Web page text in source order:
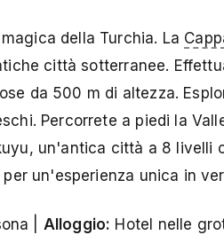
della Turchia. La
città sotterranee.
da 500 m di altezza.
Percorrete a piedi la
un'antica città a 8
un'esperienza unica in
| Alloggio: Hotel nelle